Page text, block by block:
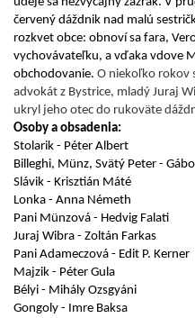
červený dáždnik nad malú
rozkvet obce: obnoví sa fara,
vychovávateľku, a vďaka vdove
obchodovanie. O niekoľko rokov
advokát z Bystrice, mladý Juraj
ukryl jeho otec do rukoväte
Osoby a obsadenia:
Stolarik - Péter Albert
Billeghi, Münz, Svätý Peter -
Slávik - Krisztián Máté
Lonka - Anna Németh
Pani Münzová - Hedvig Falati
Juraj Wibra - Zoltán Farkas
Pani Adameczová - Edit P. Kerner
Majzik - Péter Gula
Bélyi - Mihály Ozsgyáni
Gongoly - Imre Baksa